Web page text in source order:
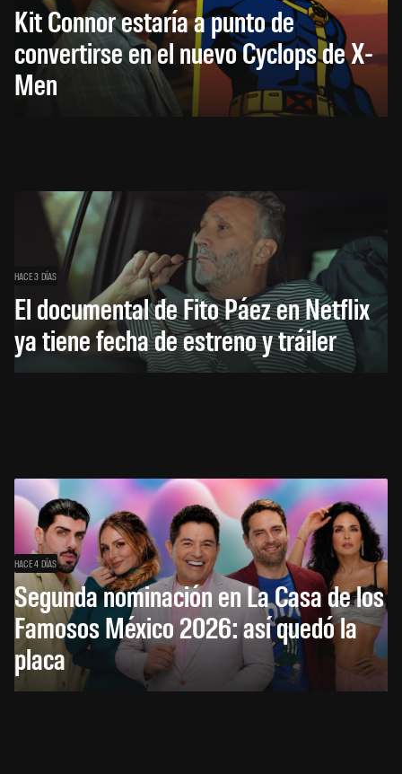
Kit Connor estaría a punto de
convertirse en el nuevo Cyclops de X-
Men
HACE 3 DÍAS
El documental de Fito Páez en Netflix
ya tiene fecha de estreno y tráiler
HACE 4 DÍAS
Segunda nominación en La Casa de los
Famosos México 2026: así quedó la
placa